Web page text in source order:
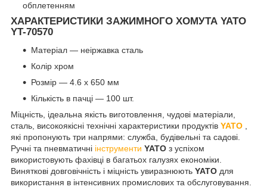
обплетенням
ХАРАКТЕРИСТИКИ ЗАЖИМНОГО ХОМУТА YATO
YT-70570
Матеріал — неіржавка сталь
Колір хром
Розмір — 4.6 x 650 мм
Кількість в пачці — 100 шт.
Міцність, ідеальна якість виготовлення, чудові матеріали,
сталь, високоякісні технічні характеристики продуктів YATO
які пропонують три напрями: служба, будівельні та садові.
Ручні та пневматичні інструменти YATO з успіхом
використовують фахівці в багатьох галузях економіки.
Виняткові довговічність і міцність увиразнюють YATO для
використання в інтенсивних промислових та обслуговування.